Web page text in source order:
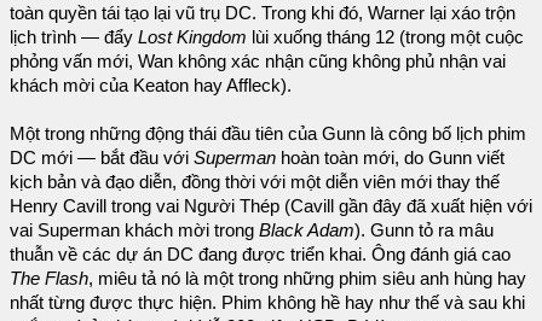
toàn quyền tái tạo lại vũ trụ DC. Trong khi đó, Warner lại xáo trộn
lịch trình — đẩy Lost Kingdom lùi xuống tháng 12 (trong một cuộc
phỏng vấn mới, Wan không xác nhận cũng không phủ nhận vai
khách mời của Keaton hay Affleck).
Một trong những động thái đầu tiên của Gunn là công bố lịch phim
DC mới — bắt đầu với Superman hoàn toàn mới, do Gunn viết
kịch bản và đạo diễn, đồng thời với một diễn viên mới thay thế
Henry Cavill trong vai Người Thép (Cavill gần đây đã xuất hiện với
vai Superman khách mời trong Black Adam). Gunn tỏ ra mâu
thuẫn về các dự án DC đang được triển khai. Ông đánh giá cao
The Flash, miêu tả nó là một trong những phim siêu anh hùng hay
nhất từng được thực hiện. Phim không hề hay như thế và sau khi